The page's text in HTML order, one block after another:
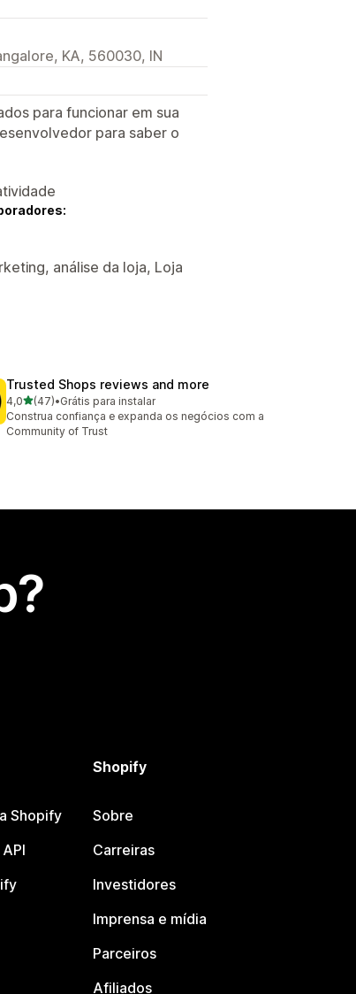
KA, 560030, IN
para funcionar em sua
para saber o
análise da loja, Loja
Trusted Shops reviews and more
4,0de 5 estrelas
(47)
47 avaliações ao todo
•Grátis para instalar
Construa confiança e expanda os negócios com a
Community of Trust
Shopify
Shopify
Sobre
Carreiras
Investidores
Imprensa e mídia
Parceiros
Afiliados